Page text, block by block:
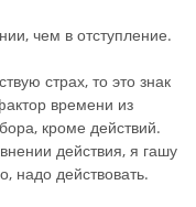
чем в отступление.
страх, то это знак
времени из
кроме действий.
действия, я гашу
надо действовать.